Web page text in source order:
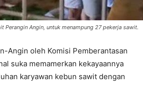
Perangin Angin, untuk menampung 27 pekerja sawit.
Angin oleh Komisi Pemberantasan
suka memamerkan kekayaannya
karyawan kebun sawit dengan